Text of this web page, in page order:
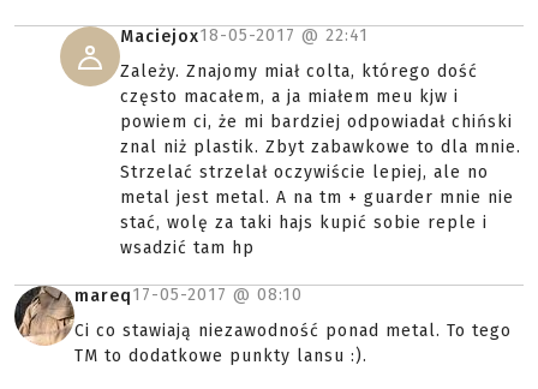
Maciejox18-05-2017 @ 22:41
Zależy. Znajomy miał colta, którego dość
często macałem, a ja miałem meu kjw i
powiem ci, że mi bardziej odpowiadał chiński
znal niż plastik. Zbyt zabawkowe to dla mnie.
Strzelać strzelał oczywiście lepiej, ale no
metal jest metal. A na tm + guarder mnie nie
stać, wolę za taki hajs kupić sobie reple i
wsadzić tam hp
mareq17-05-2017 @ 08:10
Ci co stawiają niezawodność ponad metal. To tego
TM to dodatkowe punkty lansu :).